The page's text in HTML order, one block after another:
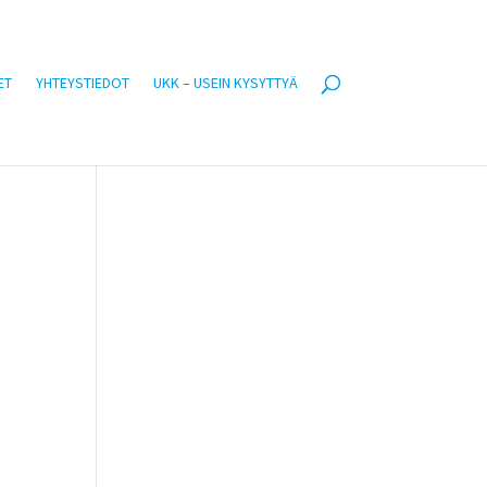
YHTEYSTIEDOT UKK – USEIN KYSYTTYÄ